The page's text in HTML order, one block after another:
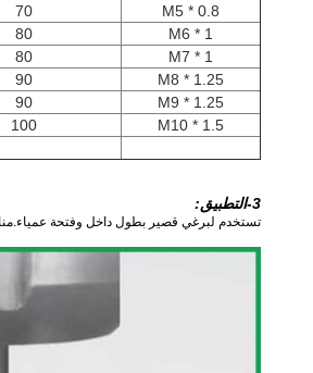
M5 * 0.8
70
M6 * 1
80
M7 * 1
80
M8 * 1.25
90
M9 * 1.25
90
M10 * 1.5
100
3-التطبيق:
تستخدم لبرغي قصير بطول داخل وفتحة